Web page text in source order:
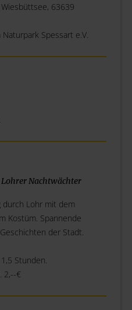
63639
Spessart e.V.
Nachtwächter
durch Lohr mit dem
Kostüm. Spannende
der Stadt.
Stunden.
2,--€